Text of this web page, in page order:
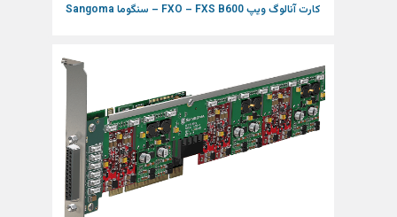
کارت آنالوگ ویپ FXO – FXS B600 – سنگوما Sangoma